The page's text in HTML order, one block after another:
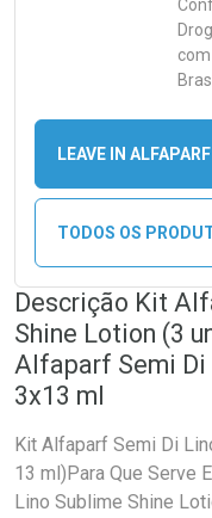
LEAVE IN ALFAPARF
TODOS OS
Descrição Kit
Shine Lotion (3
Alfaparf Semi Di
3x13 ml
Kit Alfaparf Semi Di
13 ml)Para Que Serve
Lino Sublime Shine